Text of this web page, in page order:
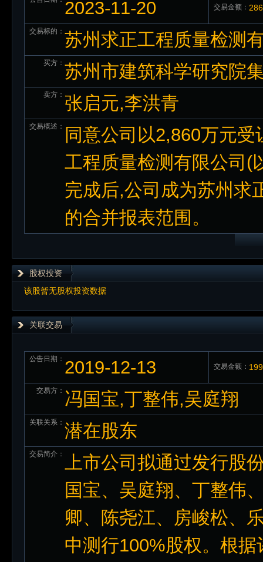
2023-11-20 交易金额：
交易标的： 苏州求正工程质量检测
买方： 苏州市建筑科学研究院
卖方： 张启元,李洪青
交易概述：
同意公司以2,860万元
工程质量检测有限公司(
完成后,公司成为苏州求
的合并报表范围。
股权投资
该股暂无股权投资数据
关联交易
公告日期： 2019-12-13 交易金额：
交易方： 冯国宝,丁整伟,吴庭翔
关联关系： 潜在股东
交易简介： 上市公司拟通过发行股
国宝、吴庭翔、丁整伟
卿、陈尧江、房峻松、
中测行100%股权。根